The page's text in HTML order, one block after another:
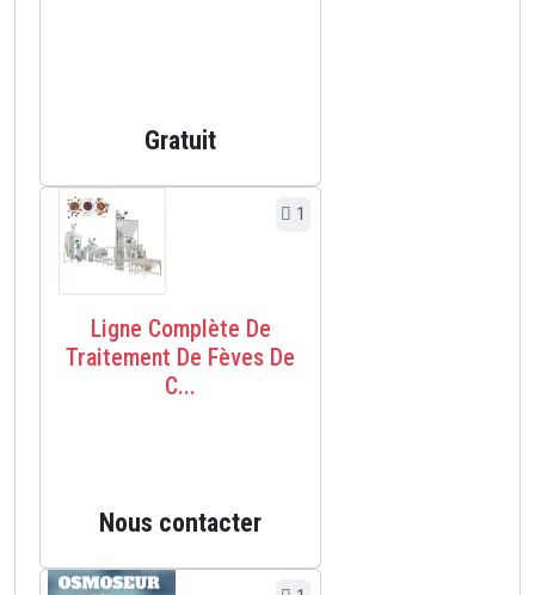
Gratuit
1
Ligne Complète De
Traitement De Fèves De
C...
Nous contacter